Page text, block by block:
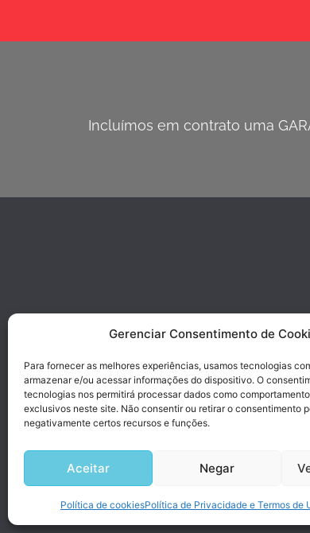
Gerenciar Consentimento de
Para fornecer as melhores experiências, usamos tecnologias
armazenar e/ou acessar informações do dispositivo. O
tecnologias nos permitirá processar dados como
exclusivos neste site. Não consentir ou retirar o consentimento
negativamente certos recursos e funções.
Aceitar Negar
Política de cookiesPolítica de Privacidade e Termos de
Incluímos em contrato uma